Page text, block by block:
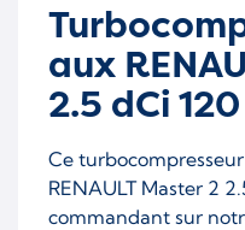
aux
2.5 dCi
Ce
RENAULT Master 2
commandant sur